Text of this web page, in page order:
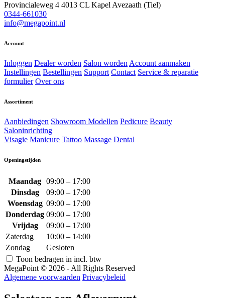
Provincialeweg 4 4013 CL Kapel Avezaath (Tiel)
0344-661030
info@megapoint.nl
Account
Inloggen Dealer worden Salon worden Account aanmaken
Instellingen Bestellingen Support Contact Service & reparatie
formulier Over ons
Assortiment
Aanbiedingen Showroom Modellen Pedicure Beauty
Saloninrichting
Visagie Manicure Tattoo Massage Dental
Openingstijden
Maandag 09:00 – 17:00
Dinsdag
09:00 – 17:00
Woensdag 09:00 – 17:00
Donderdag 09:00 – 17:00
Vrijdag
09:00 – 17:00
Zaterdag
10:00 – 14:00
Zondag
Gesloten
Toon bedragen in incl. btw
MegaPoint © 2026 - All Rights Reserved
Algemene voorwaarden Privacybeleid